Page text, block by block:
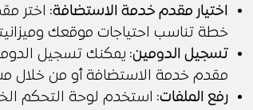
اختيار مقدم خدمة الاستضافة: اختر
خطة تناسب احتياجات موقعك
تسجيل الدومين: يمكنك تسجيل
مقدم خدمة الاستضافة أو من خلال
رفع الملفات: استخدم لوحة التحكم